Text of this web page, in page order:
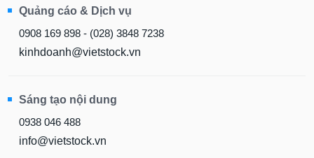
Quảng cáo & Dịch vụ
0908 169 898 - (028) 3848 7238
kinhdoanh@vietstock.vn
Sáng tạo nội dung
0938 046 488
info@vietstock.vn